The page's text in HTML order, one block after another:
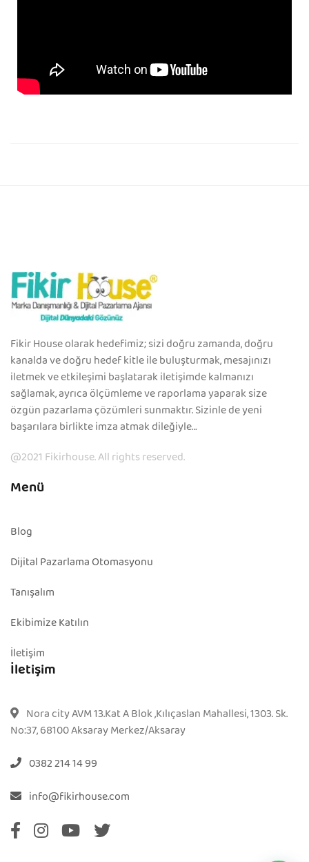
Fikir House olarak hedefimiz; sizi doğru zamanda, doğru
kanalda ve doğru hedef kitle ile buluşturmak, mesajınızı
iletmek ve etkileşimi başlatarak iletişimde kalmanızı
sağlamak, ayrıca ölçümleme ve raporlama yaparak size
özgün pazarlama çözümleri sunmaktır. Sizinle de yeni
başarılara birlikte imza atmak dileğiyle…
@2021 Fikirhouse. All rights reserved.
Menü
Blog
Dijital Pazarlama Otomasyonu
Tanışalım
Ekibimize Katılın
İletişim
İletişim
Nora city AVM 13.Kat A Blok ,Kılıçaslan Mahallesi, 1303. Sk.
No:37, 68100 Aksaray Merkez/Aksaray
0382 214 14 99
info@fikirhouse.com